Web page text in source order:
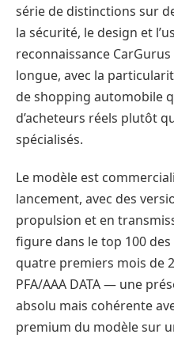
série de distinctions sur
la sécurité, le design et
reconnaissance CarGurus
longue, avec la
de shopping automobile
d’acheteurs réels plutôt
spécialisés.
Le modèle est
lancement, avec des
propulsion et en
figure dans le top 100
quatre premiers mois de
PFA/AAA DATA — une
absolu mais cohérente
premium du modèle sur